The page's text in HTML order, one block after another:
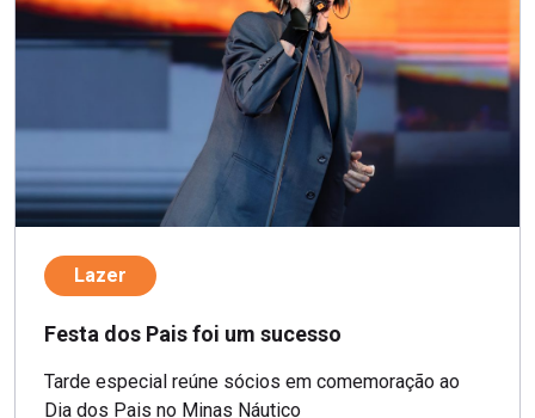
Lazer
Festa dos Pais foi um sucesso
Tarde especial reúne sócios em comemoração ao
Dia dos Pais no Minas Náutico